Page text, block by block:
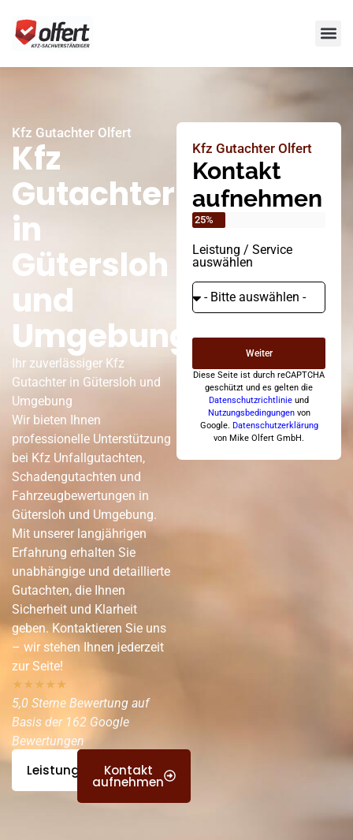
Kfz Gutachter Olfert
Kfz
Gutachter
in
Gütersloh
und
Umgebung
Ihr zuverlässiger Kfz
Gutachter in Gütersloh und
Umgebung
Wir bieten Ihnen
professionelle Unterstützung
bei Kfz Unfallgutachten,
Schadengutachten und
Fahrzeugbewertungen in
Gütersloh und Umgebung.
Mit unserer langjährigen
Erfahrung erhalten Sie
unabhängige und detaillierte
Gutachten, die Ihnen
Sicherheit und Klarheit
geben. Kontaktieren Sie uns
– wir stehen Ihnen jederzeit
zur Seite!
★ ★ ★ ★ ★
5,0 Sterne Bewertung auf
Basis der 162 Google
Bewertungen
Leistungen Kontakt
aufnehmen
Kfz Gutachter Olfert
Kontakt
aufnehmen
25%
Leistung / Service
auswählen
Weiter
Diese Seite ist durch reCAPTCHA
geschützt und es gelten die
Datenschutzrichtlinie und
Nutzungsbedingungenvon
Google. Datenschutzerklärung
von Mike Olfert GmbH.